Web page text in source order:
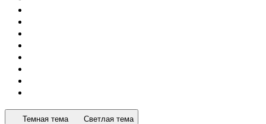
Темная тема Светлая тема